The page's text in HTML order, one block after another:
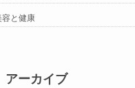
容と健康
アーカイブ